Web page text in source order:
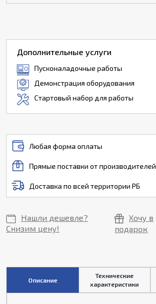
Дополнительные услуги
Пусконаладочные работы
Демонстрация оборудования
Стартовый набор для работы
Любая форма оплаты
Прямые поставки от производителей
Доставка по всей территории РБ
Нашли дешевле?
Снизим цену!
Хочу в
подарок
Описание
Технические
характеристики